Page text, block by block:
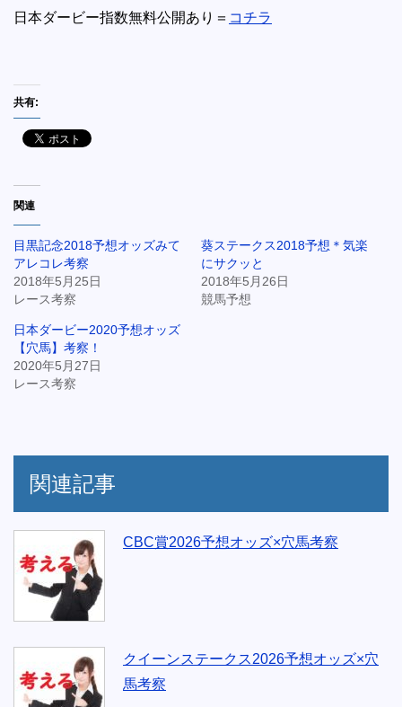
日本ダービー指数無料公開あり＝ コチラ
共有:
関連
目黒記念2018予想オッズみて
アレコレ考察
2018年5月25日
レース考察
葵ステークス2018予想＊気楽
にサクッと
2018年5月26日
競馬予想
日本ダービー2020予想オッズ
【穴馬】考察！
2020年5月27日
レース考察
関連記事
CBC賞2026予想オッズ×穴馬考察
クイーンステークス2026予想オッズ×穴
馬考察